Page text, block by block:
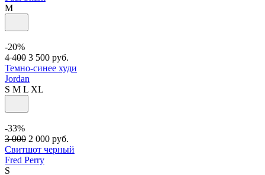
M
-20%
4 400 3 500 руб.
Темно-синее худи
Jordan
S M L XL
-33%
3 000 2 000 руб.
Свитшот черный
Fred Perry
S